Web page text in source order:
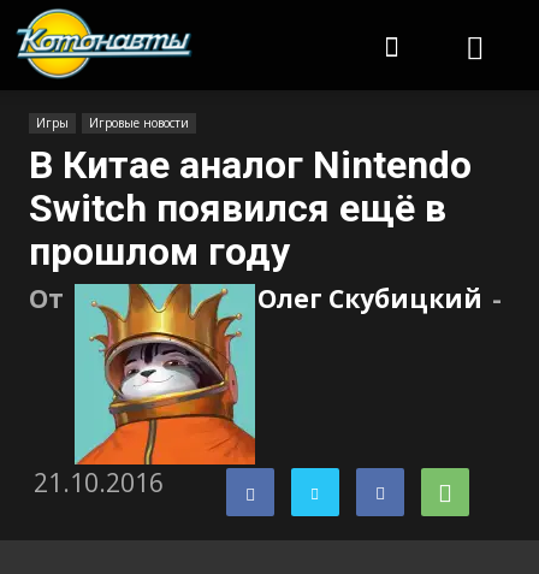
Игры Игровые новости
В Китае аналог Nintendo
Switch появился ещё в
прошлом году
От Олег Скубицкий -
21.10.2016